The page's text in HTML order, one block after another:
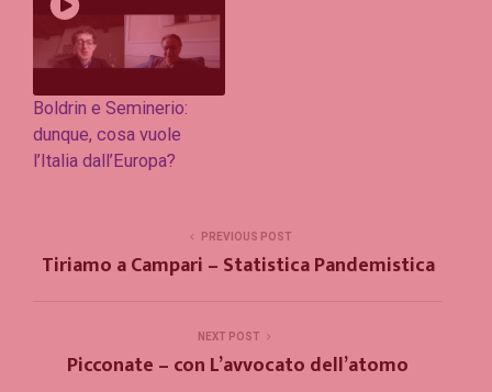
Boldrin e Seminerio:
dunque, cosa vuole
l’Italia dall’Europa?
PREVIOUS POST
Tiriamo a Campari – Statistica Pandemistica
NEXT POST
Picconate – con L’avvocato dell’atomo